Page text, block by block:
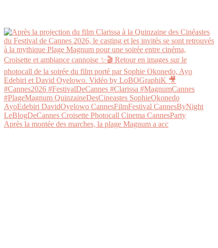
Après la montée des marches, la plage Magnum a acc